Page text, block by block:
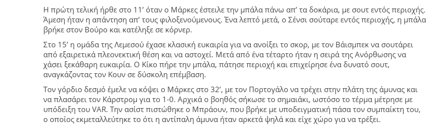
Η πρώτη τελική ήρθε στο 11’ όταν ο Μάρκες έστειλε την μπάλα πάνω απ’ τα δοκάρια, με σουτ εντός περιοχής.
Άμεση ήταν η απάντηση απ’ τους φιλοξενούμενους. Ένα λεπτό μετά, ο Σένσι σούταρε εντός περιοχής, η μπάλα
βρήκε στον Βούρο και κατέληξε σε κόρνερ.
Στο 15’ η ομάδα της Λεμεσού έχασε κλασική ευκαιρία για να ανοίξει το σκορ, με τον Βάισμπεκ να σουτάρει
από εξαιρετικά πλεονεκτική θέση και να αστοχεί. Μετά από ένα τέταρτο ήταν η σειρά της Ανόρθωσης να
χάσει ξεκάθαρη ευκαιρία. Ο Κίκο πήρε την μπάλα, πάτησε περιοχή και επιχείρησε ένα δυνατό σουτ,
αναγκάζοντας τον Κουν σε δύσκολη επέμβαση.
Τον γόρδιο δεσμό έμελε να κόψει ο Μάρκες στο 32’, με τον Πορτογάλο να τρέχει στην πλάτη της άμυνας και
να πλασάρει τον Κάρστρομ για το 1-0. Αρχικά ο βοηθός σήκωσε το σημαιάκι, ωστόσο το τέρμα μέτρησε με
υπόδειξη του VAR. Την ασίστ πιστώθηκε ο Μπράουν, που βρήκε με υποδειγματική πάσα τον συμπαίκτη του,
ο οποίος εκμεταλλεύτηκε το ότι η αντίπαλη άμυνα ήταν αρκετά ψηλά και είχε χώρο για να τρέξει.